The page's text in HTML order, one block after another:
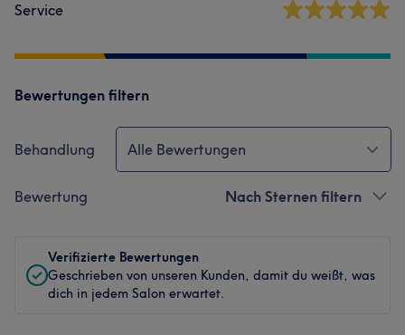
Service
Bewertungen filtern
Behandlung Alle Bewertungen
Bewertung Nach Sternen filtern
Verifizierte Bewertungen
Geschrieben von unseren Kunden, damit du weißt, was
dich in jedem Salon erwartet.